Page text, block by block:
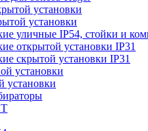
установки
установки
уличные IP54, стойки и
открытой установки IP31
скрытой установки IP31
установки
установки